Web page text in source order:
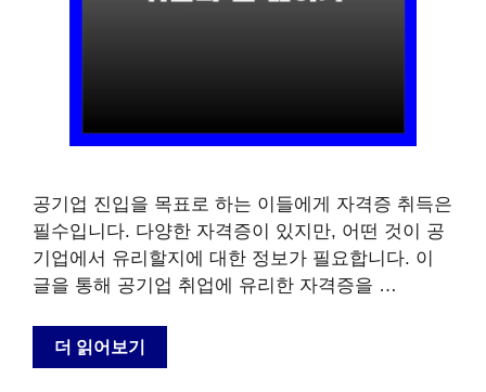
공기업 진입을 목표로 하는 이들에게 자격증 취득은
필수입니다. 다양한 자격증이 있지만, 어떤 것이 공
기업에서 유리할지에 대한 정보가 필요합니다. 이
글을 통해 공기업 취업에 유리한 자격증을 …
더 읽어보기